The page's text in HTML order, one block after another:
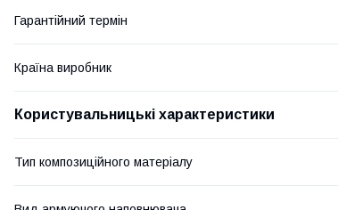
Гарантійний термін
Країна виробник
Користувальницькі характеристики
Тип композиційного матеріалу